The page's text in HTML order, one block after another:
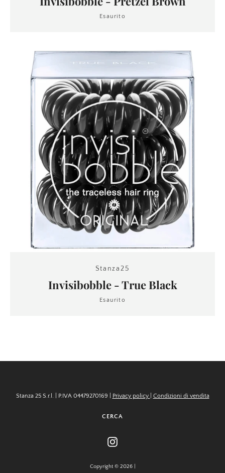
Esaurito
Stanza25
Invisibobble - True Black
Esaurito
Stanza 25 S.r.l. | P.IVA 04479270169 | Privacy policy Condizioni di vendita
CERCA
Copyright © 2026 |